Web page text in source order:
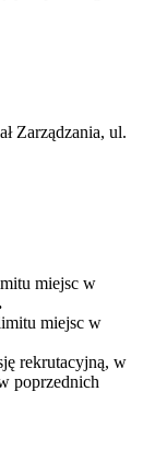
Zarządzania, ul.
miejsc w
miejsc w
rekrutacyjną, w
poprzednich